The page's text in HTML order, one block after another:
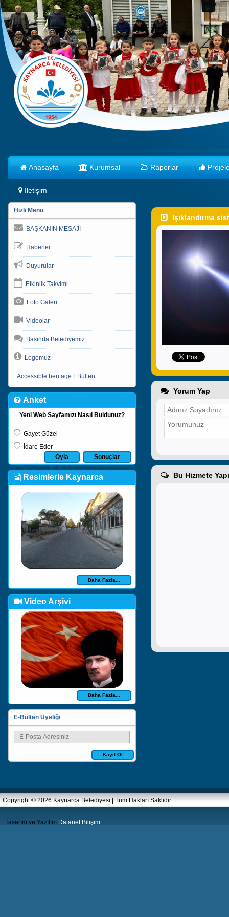
Anasayfa Kurumsal Raporlar
İletişim
Hızlı Menü
BAŞKANIN MESAJI
Haberler
Duyurular
Etkinlik Takvimi
Foto Galeri
Videolar
Basında Belediyemiz
Logomuz
Accessible heritage EBülten
Anket
Yeni Web Sayfamızı Nasıl Buldunuz?
Gayet Güzel
İdare Eder
Sonuçlar
Oyla
Resimlerle Kaynarca
Daha Fazla...
Video Arşivi
Daha Fazla...
E-Bülten Üyeliği
Kayıt Ol
Işıklandırma
Yorum Yap
Bu Hizmete
Copyright © 2026 Kaynarca Belediyesi | Tüm Hakları Saklıdır
Tasarım ve Yazılım Datanet Bilişim